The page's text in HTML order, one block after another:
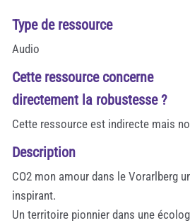
Type de ressource
Audio
Cette ressource concerne
directement la robustesse ?
Cette ressource est indirecte mais
Description
CO2 mon amour dans le Vorarlberg
inspirant.
Un territoire pionnier dans une